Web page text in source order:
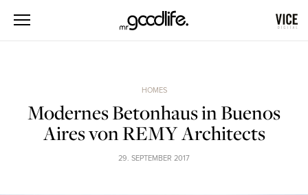
HOMES
Modernes Betonhaus in Buenos
Aires von REMY Architects
29. SEPTEMBER 2017